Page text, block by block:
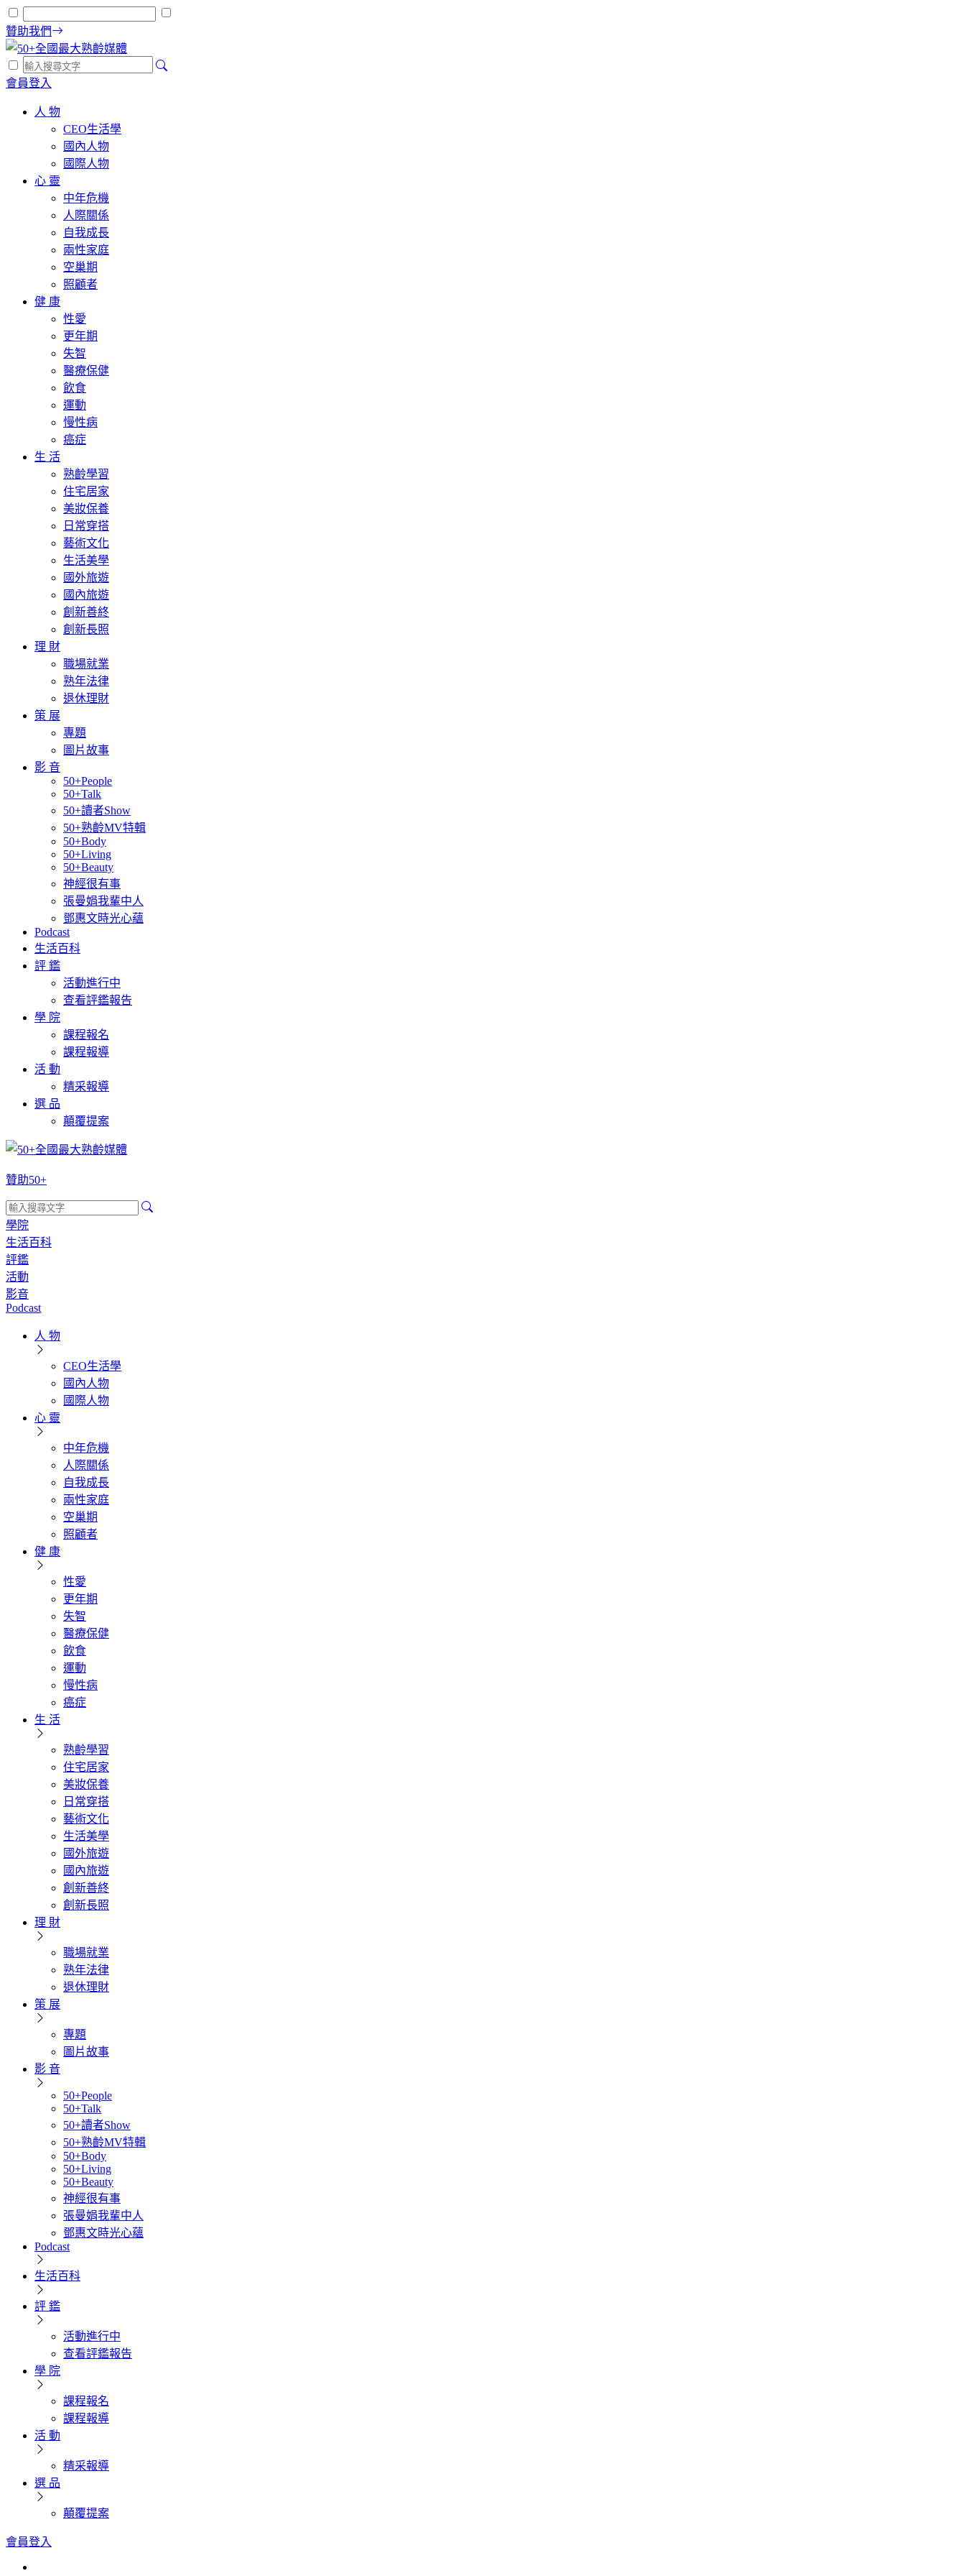
贊助我們
會員登入
人 物
CEO生活學
國內人物
國際人物
心 靈
中年危機
人際關係
自我成長
兩性家庭
空巢期
照顧者
健 康
性愛
更年期
失智
醫療保健
飲食
運動
慢性病
癌症
生 活
熟齡學習
住宅居家
美妝保養
日常穿搭
藝術文化
生活美學
國外旅遊
國內旅遊
創新善終
創新長照
理 財
職場就業
熟年法律
退休理財
策 展
專題
圖片故事
影 音
50+People
50+Talk
50+讀者Show
50+熟齡MV特輯
50+Body
50+Living
50+Beauty
神經很有事
張曼娟我輩中人
鄧惠文時光心蘊
Podcast
生活百科
評 鑑
活動進行中
查看評鑑報告
學 院
課程報名
課程報導
活 動
精采報導
選 品
顛覆提案
贊助50+
學院
生活百科
評鑑
活動
影音
Podcast
人 物
CEO生活學
國內人物
國際人物
心 靈
中年危機
人際關係
自我成長
兩性家庭
空巢期
照顧者
健 康
性愛
更年期
失智
醫療保健
飲食
運動
慢性病
癌症
生 活
熟齡學習
住宅居家
美妝保養
日常穿搭
藝術文化
生活美學
國外旅遊
國內旅遊
創新善終
創新長照
理 財
職場就業
熟年法律
退休理財
策 展
專題
圖片故事
影 音
50+People
50+Talk
50+讀者Show
50+熟齡MV特輯
50+Body
50+Living
50+Beauty
神經很有事
張曼娟我輩中人
鄧惠文時光心蘊
Podcast
生活百科
評 鑑
活動進行中
查看評鑑報告
學 院
課程報名
課程報導
活 動
精采報導
選 品
顛覆提案
會員登入